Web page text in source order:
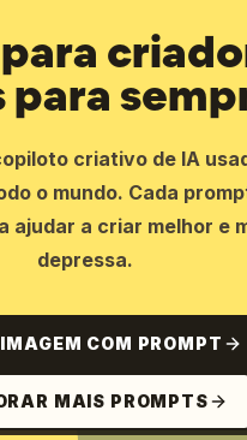
para
criativo de IA
o mundo. Cada
ajudar a criar melhor e
depressa.
COM PROMPT
MAIS PROMPTS